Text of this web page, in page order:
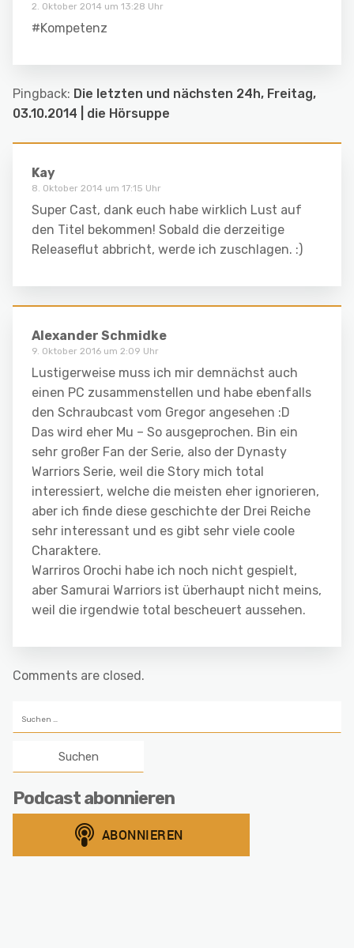
2. Oktober 2014 um 13:28 Uhr
#Kompetenz
Pingback: Die letzten und nächsten 24h, Freitag,
03.10.2014 | die Hörsuppe
Kay
8. Oktober 2014 um 17:15 Uhr
Super Cast, dank euch habe wirklich Lust auf
den Titel bekommen! Sobald die derzeitige
Releaseflut abbricht, werde ich zuschlagen. :)
Alexander Schmidke
9. Oktober 2016 um 2:09 Uhr
Lustigerweise muss ich mir demnächst auch
einen PC zusammenstellen und habe ebenfalls
den Schraubcast vom Gregor angesehen :D
Das wird eher Mu – So ausgeprochen. Bin ein
sehr großer Fan der Serie, also der Dynasty
Warriors Serie, weil die Story mich total
interessiert, welche die meisten eher ignorieren,
aber ich finde diese geschichte der Drei Reiche
sehr interessant und es gibt sehr viele coole
Charaktere.
Warriros Orochi habe ich noch nicht gespielt,
aber Samurai Warriors ist überhaupt nicht meins,
weil die irgendwie total bescheuert aussehen.
Comments are closed.
nach:
Podcast abonnieren